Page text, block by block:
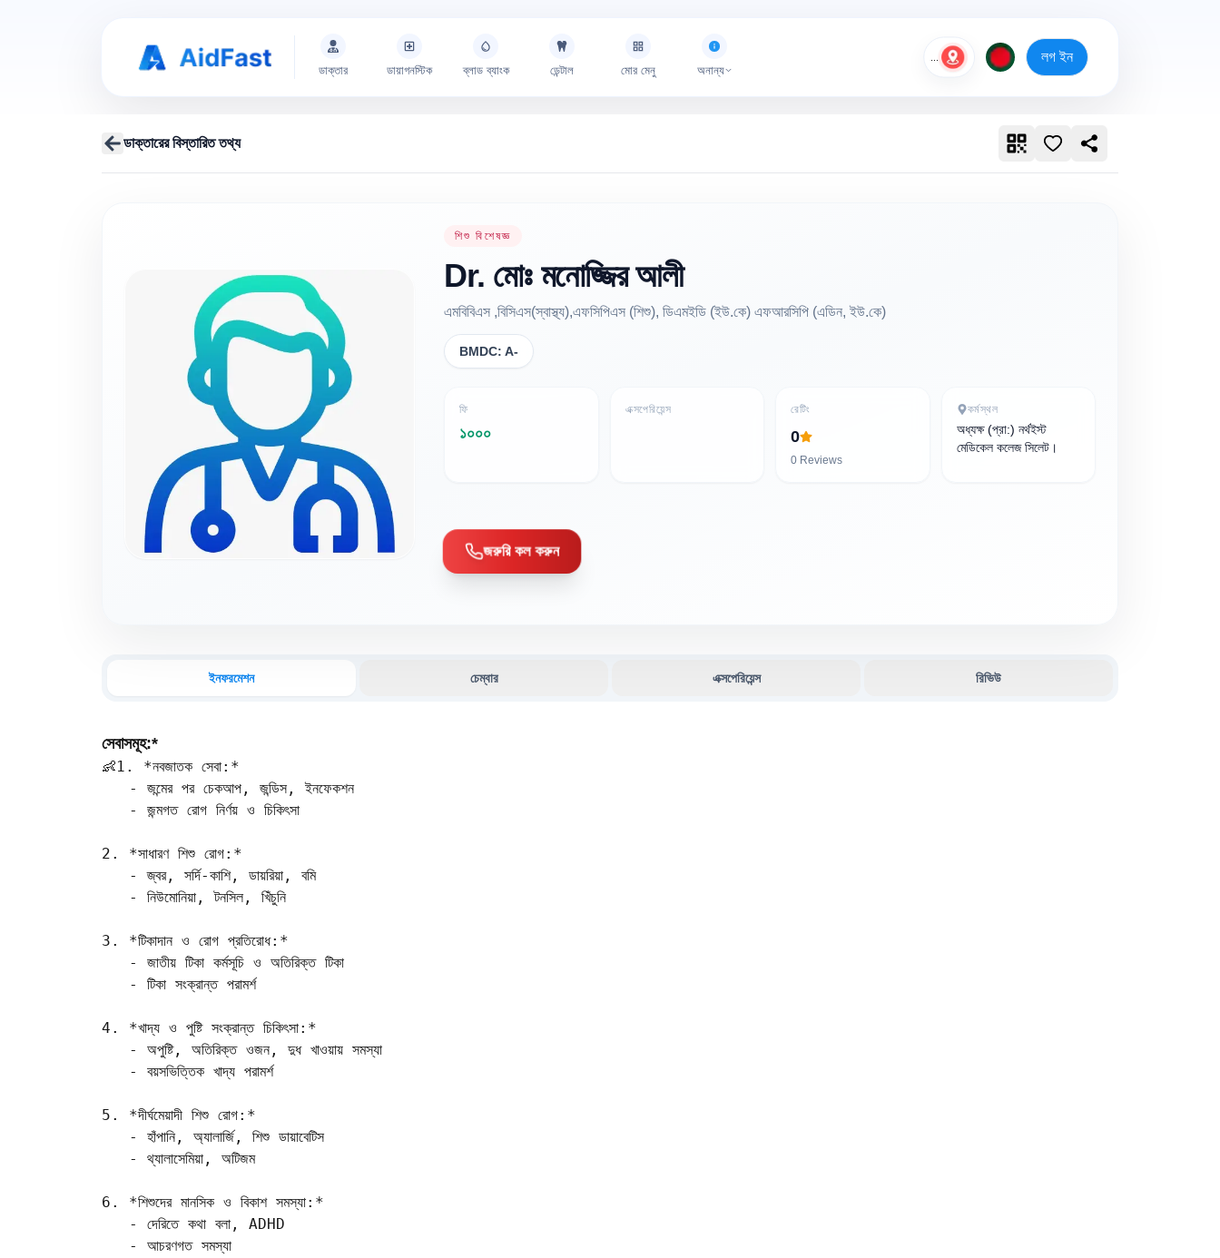
ডাক্তার ডায়াগনস্টিক ব্লাড ব্যাংক ডেন্টাল মোর মেনু অনান্য
লগ ইন
ডাক্তারের বিস্তারিত তথ্য
শিশু বিশেষজ্ঞ
Dr. মোঃ মনোজ্জির আলী
এমবিবিএস ,বিসিএস(স্বাস্থ্য),এফসিপিএস (শিশু), ডিএমইডি (ইউ.কে) এফআরসিপি (এডিন, ইউ.কে)
BMDC: A-
ফি
১০০০
এক্সপেরিয়েন্স রেটিং
0
0 Reviews
কর্মস্থল
অধ্যক্ষ (প্রা:) নর্থইস্ট
মেডিকেল কলেজ সিলেট।
জরুরি কল করুন
ইনফরমেশন চেম্বার এক্সপেরিয়েন্স রিভিউ
সেবাসমূহ:*
👶1. *নবজাতক সেবা:*
2. *সাধারণ শিশু রোগ:*
3. *টিকাদান ও রোগ প্রতিরোধ:*
4. *খাদ্য ও পুষ্টি সংক্রান্ত চিকিৎসা:*
5. *দীর্ঘমেয়াদী শিশু রোগ:*
6. *শিশুদের মানসিক ও বিকাশ সমস্যা:*